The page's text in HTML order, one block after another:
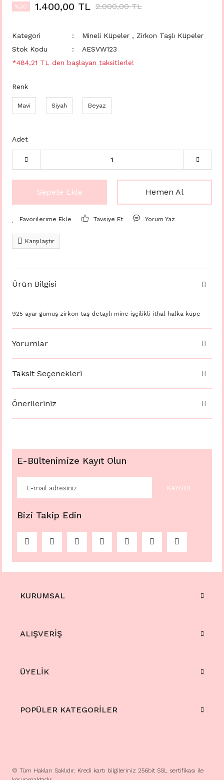
%30 1.400,00 TL 2.000,00 TL
Kategori Mineli Küpeler , Zirkon Taşlı Küpeler
Stok Kodu
AESVW123
*484,21 TL den başlayan taksitlerle!
Renk
Mavi Siyah Beyaz
Adet
Sepete Ekle Hemen Al
Tavsiye Et Yorum Yaz
Karşılaştır
Ürün Bilgisi
925 ayar gümüş zirkon taş detaylı mine işçilikli ithal halka küpe
Yorumlar
Taksit Seçenekleri
Önerileriniz
E-Bültenimize Kayıt Olun
KAYDOL
Bizi Takip Edin
KURUMSAL
ALIŞVERİŞ
ÜYELİK
POPÜLER KATEGORİLER
© Tüm Hakları Saklıdır. Kredi kartı bilgileriniz 256bit SSL sertifikası ile